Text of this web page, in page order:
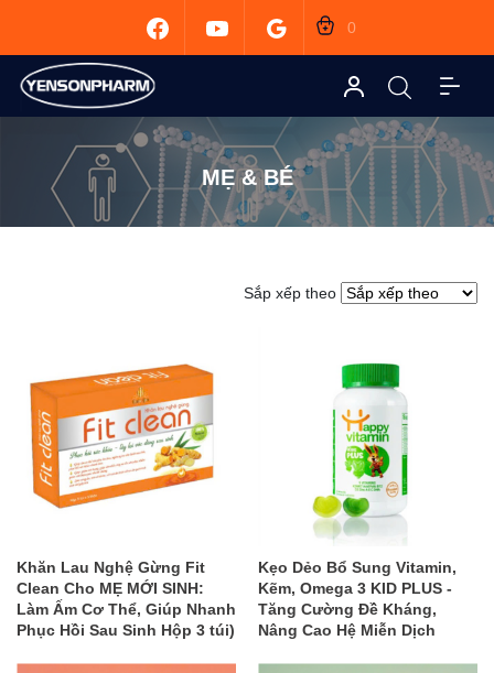
0
MẸ & BÉ
Sắp xếp theo
Khăn Lau Nghệ Gừng Fit
Clean Cho MẸ MỚI SINH:
Làm Ấm Cơ Thể, Giúp Nhanh
Phục Hồi Sau Sinh Hộp 3 túi)
Kẹo Dẻo Bổ Sung Vitamin,
Kẽm, Omega 3 KID PLUS -
Tăng Cường Đề Kháng,
Nâng Cao Hệ Miễn Dịch